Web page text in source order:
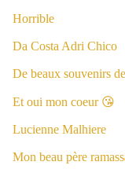
Horrible
Da Costa Adri Chico
De beaux souvenirs
Et oui mon coeur 😘
Lucienne Malhiere
Mon beau père